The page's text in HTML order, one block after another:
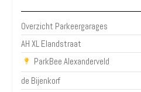
Overzicht Parkeergarages
AH XL Elandstraat
ParkBee Alexanderveld
de Bijenkorf